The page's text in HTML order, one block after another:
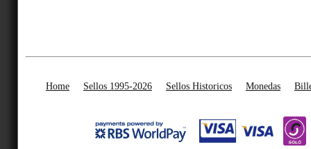
Home Sellos 1995-2026 Sellos Historicos Monedas